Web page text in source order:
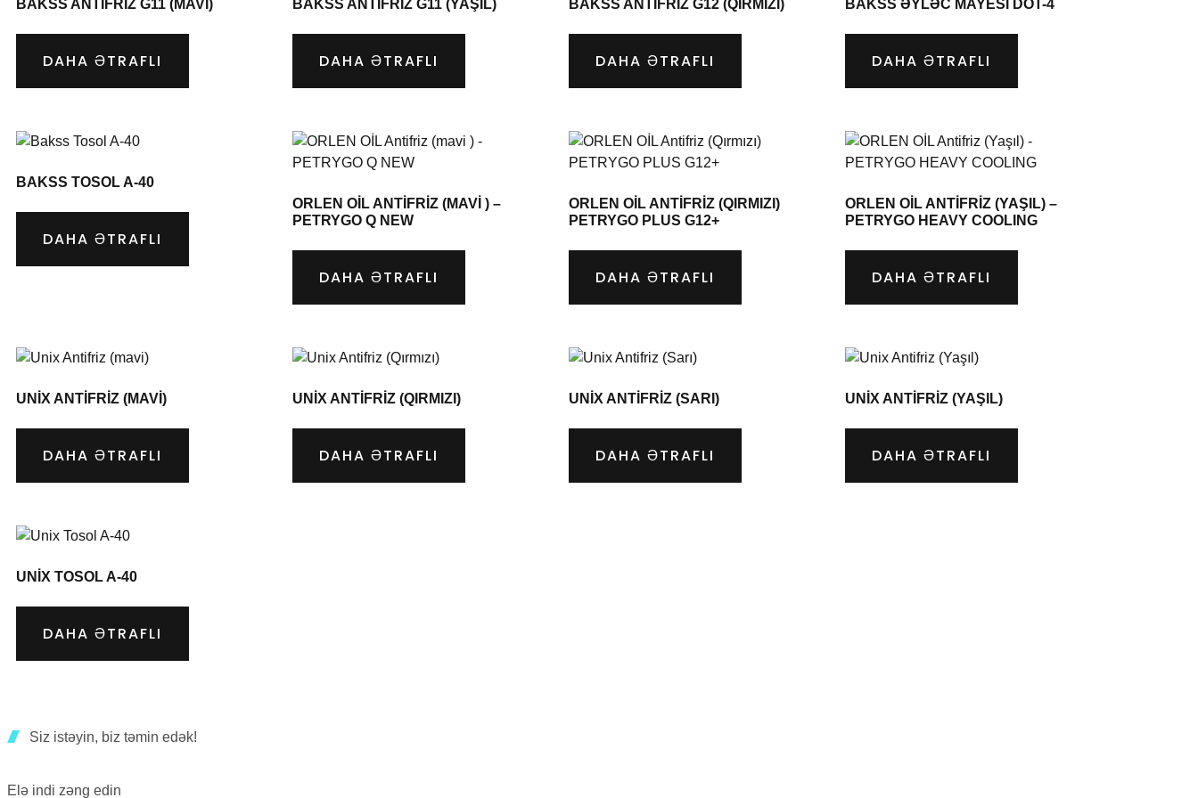
BAKSS ANTIFRIZ G11 (MAVI)
DAHA ƏTRAFLI
BAKSS ANTIFRIZ G11 (YAŞIL)
DAHA ƏTRAFLI
BAKSS ANTIFRIZ G12 (QIRMIZI)
DAHA ƏTRAFLI
BAKSS ƏYLƏC MAYESI DOT-4
DAHA ƏTRAFLI
BAKSS TOSOL A-40
DAHA ƏTRAFLI
ORLEN OİL ANTIFRIZ (MAVI ) –
PETRYGO Q NEW
DAHA ƏTRAFLI
ORLEN OİL ANTIFRIZ (QIRMIZI)
PETRYGO PLUS G12+
DAHA ƏTRAFLI
ORLEN OİL ANTIFRIZ (YAŞIL) –
PETRYGO HEAVY COOLING
DAHA ƏTRAFLI
UNIX ANTIFRIZ (MAVI)
DAHA ƏTRAFLI
UNIX ANTIFRIZ (QIRMIZI)
DAHA ƏTRAFLI
UNIX ANTIFRIZ (SARI)
DAHA ƏTRAFLI
UNIX ANTIFRIZ (YAŞIL)
DAHA ƏTRAFLI
UNIX TOSOL A-40
DAHA ƏTRAFLI
Siz istəyin, biz təmin edək!
Elə indi zəng edin